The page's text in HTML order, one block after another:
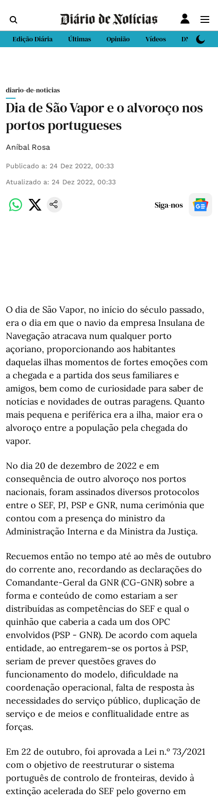
Edição Diária Últimas Opinião Vídeos DN Sport
diario-de-noticias
Dia de São Vapor e o alvoroço nos
portos portugueses
Aníbal Rosa
Publicado a: 24 Dez 2022, 00:33
Atualizado a: 24 Dez 2022, 00:33
Siga-nos
O dia de São Vapor, no início do século passado,
era o dia em que o navio da empresa Insulana de
Navegação atracava num qualquer porto
açoriano, proporcionando aos habitantes
daquelas ilhas momentos de fortes emoções com
a chegada e a partida dos seus familiares e
amigos, bem como de curiosidade para saber de
notícias e novidades de outras paragens. Quanto
mais pequena e periférica era a ilha, maior era o
alvoroço entre a população pela chegada do
vapor.
No dia 20 de dezembro de 2022 e em
consequência de outro alvoroço nos portos
nacionais, foram assinados diversos protocolos
entre o SEF, PJ, PSP e GNR, numa cerimónia que
contou com a presença do ministro da
Administração Interna e da Ministra da Justiça.
Recuemos então no tempo até ao mês de outubro
do corrente ano, recordando as declarações do
Comandante-Geral da GNR (CG-GNR) sobre a
forma e conteúdo de como estariam a ser
distribuídas as competências do SEF e qual o
quinhão que caberia a cada um dos OPC
envolvidos (PSP - GNR). De acordo com aquela
entidade, ao entregarem-se os portos à PSP,
seriam de prever questões graves do
funcionamento do modelo, dificuldade na
coordenação operacional, falta de resposta às
necessidades do serviço público, duplicação de
serviço e de meios e conflitualidade entre as
forças.
Em 22 de outubro, foi aprovada a Lei n.º 73/2021
com o objetivo de reestruturar o sistema
português de controlo de fronteiras, devido à
extinção acelerada do SEF pelo governo em